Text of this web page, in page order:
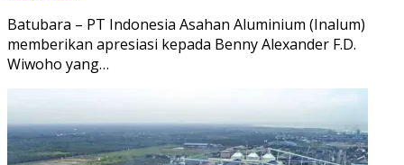
Batubara – PT Indonesia Asahan Aluminium (Inalum)
memberikan apresiasi kepada Benny Alexander F.D.
Wiwoho yang…